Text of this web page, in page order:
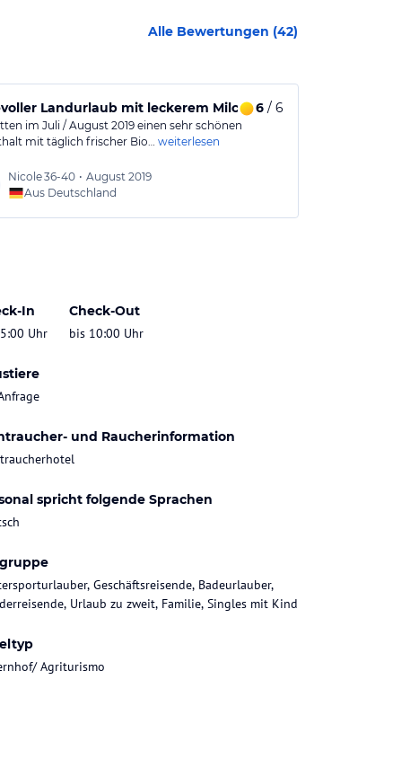
Alle Bewertungen (42)
Landurlaub mit leckerem Milch 6/ 6
im Juli / August 2019 einen sehr schönen
mit täglich frischer Bio… weiterlesen
Nicole36-40 • August 2019
Aus Deutschland
In
Uhr
Check-Out
bis 10:00 Uhr
und Raucherinformation
spricht folgende Sprachen
Geschäftsreisende, Badeurlauber,
Urlaub zu zweit, Familie, Singles mit Kind
Agriturismo